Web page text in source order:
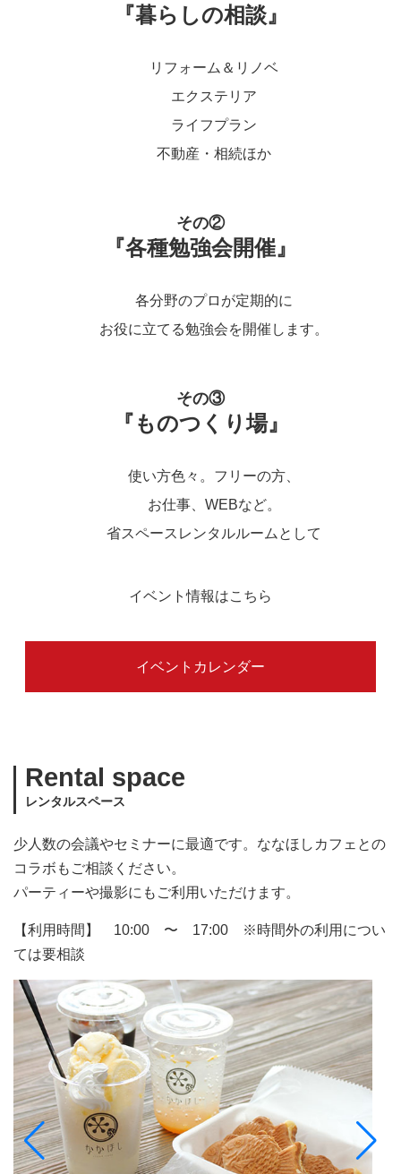
『暮らしの相談』
リフォーム＆リノベ
エクステリア
ライフプラン
不動産・相続ほか
その②
『各種勉強会開催』
各分野のプロが定期的に
お役に立てる勉強会を開催します。
その③
『ものつくり場』
使い方色々。フリーの方、
お仕事、WEBなど。
省スペースレンタルルームとして
イベント情報はこちら
イベントカレンダー
Rental space
レンタルスペース
少人数の会議やセミナーに最適です。ななほしカフェとの
コラボもご相談ください。
パーティーや撮影にもご利用いただけます。
【利用時間】 10:00 〜 17:00 ※時間外の利用につい
ては要相談